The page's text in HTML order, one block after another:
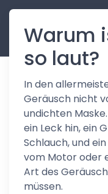
Warum
so laut?
In den
Geräusch nicht
undichten
ein Leck hin, ein
Schlauch, und
vom Motor oder
Art des
müssen.